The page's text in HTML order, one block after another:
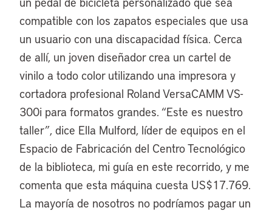
compatible con los zapatos especiales que usa
un usuario con una discapacidad física. Cerca
de allí, un joven diseñador crea un cartel de
vinilo a todo color utilizando una impresora y
cortadora profesional Roland VersaCAMM VS-
300i para formatos grandes. “Este es nuestro
taller”, dice Ella Mulford, líder de equipos en el
Espacio de Fabricación del Centro Tecnológico
de la biblioteca, mi guía en este recorrido, y me
comenta que esta máquina cuesta US$17.769.
La mayoría de nosotros no podríamos pagar un